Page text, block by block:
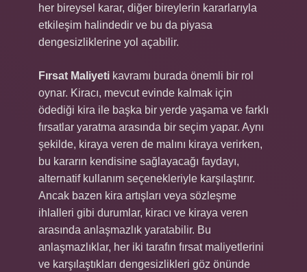
her bireysel karar, diğer bireylerin kararlarıyla
etkileşim halindedir ve bu da piyasa
dengesizliklerine yol açabilir.
Fırsat Maliyeti kavramı burada önemli bir rol
oynar. Kiracı, mevcut evinde kalmak için
ödediği kira ile başka bir yerde yaşama ve farklı
fırsatlar yaratma arasında bir seçim yapar. Aynı
şekilde, kiraya veren de malını kiraya verirken,
bu kararın kendisine sağlayacağı faydayı,
alternatif kullanım seçenekleriyle karşılaştırır.
Ancak bazen kira artışları veya sözleşme
ihlalleri gibi durumlar, kiracı ve kiraya veren
arasında anlaşmazlık yaratabilir. Bu
anlaşmazlıklar, her iki tarafın fırsat maliyetlerini
ve karşılaştıkları dengesizlikleri göz önünde